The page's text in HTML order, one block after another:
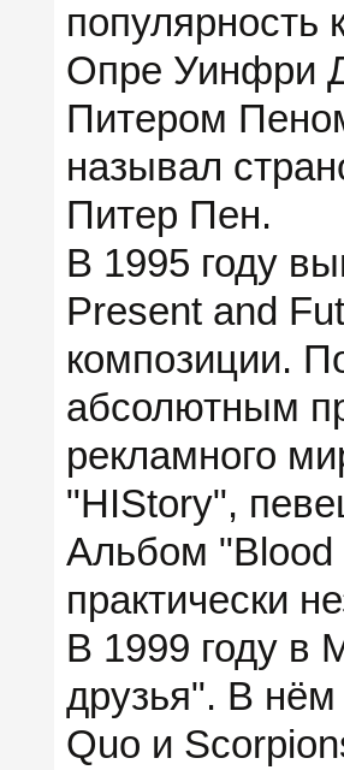
популярность
Опре Уинфри
Питером
называл
Питер Пен.
В 1995 году
Present and
композиции.
абсолютным
рекламного
"HIStory",
Альбом "Blood
практически
В 1999 году в
друзья". В нём
Quo и